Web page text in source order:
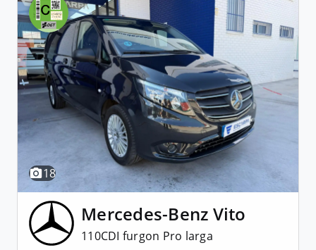
18
Mercedes-Benz Vito
110CDI furgon Pro larga